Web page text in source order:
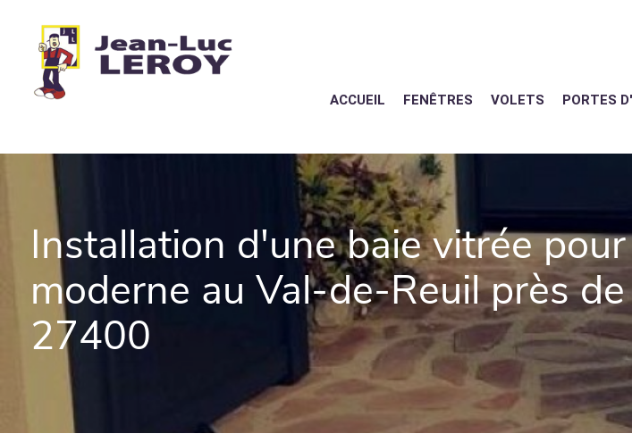
ACCUEIL FENÊTRES VOLETS PORTES
Installation d'une baie vitrée
moderne au Val-de-Reuil près
27400